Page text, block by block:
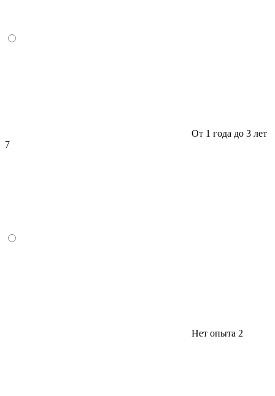
От 1 года до 3 лет
7
Нет опыта 2